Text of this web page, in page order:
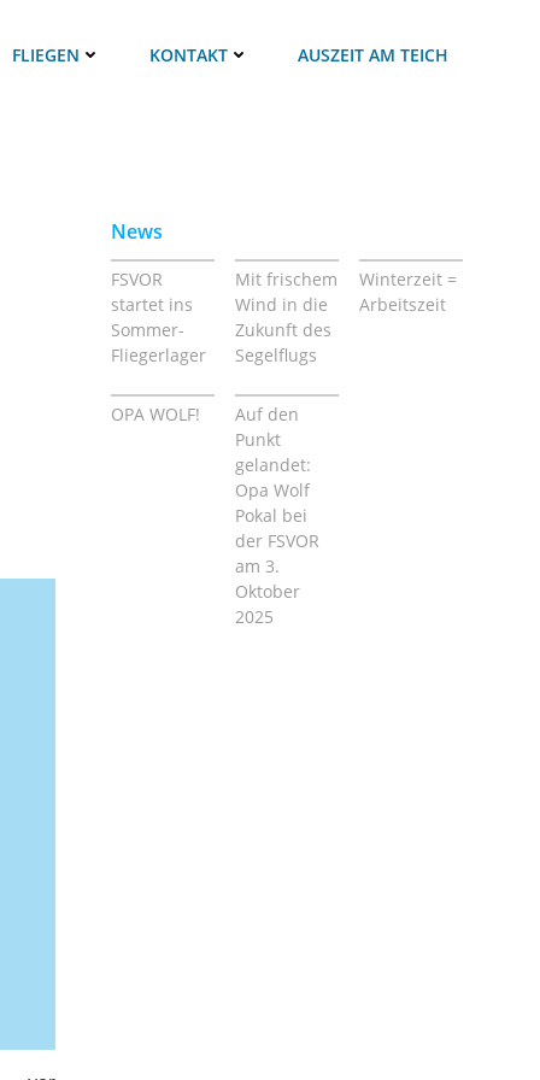
FLIEGEN KONTAKT AUSZEIT AM TEICH
News
FSVOR
startet ins
Sommer-
Fliegerlager
Mit frischem
Wind in die
Zukunft des
Segelflugs
Winterzeit =
Arbeitszeit
OPA WOLF!
Auf den
Punkt
gelandet:
Opa Wolf
Pokal bei
der FSVOR
am 3.
Oktober
2025